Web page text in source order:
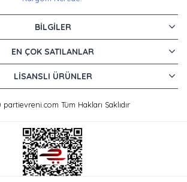
BILGILER
EN ÇOK SATILANLAR
LISANSLI ÜRÜNLER
Tüm Hakları Saklıdır